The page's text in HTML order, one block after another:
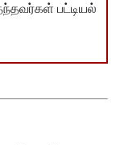
பட்டியல்